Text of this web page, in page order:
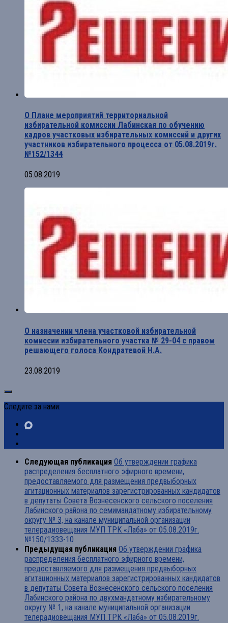
О Плане мероприятий территориальной
избирательной комиссии Лабинская по обучению
кадров участковых избирательных комиссий и других
участников избирательного процесса от 05.08.2019г.
№152/1344
05.08.2019
О назначении члена участковой избирательной
комиссии избирательного участка № 29-04 с правом
решающего голоса Кондратевой Н.А.
23.08.2019
Следите за нами:
Следующая публикация Об утверждении графика
распределения бесплатного эфирного времени,
предоставляемого для размещения предвыборных
агитационных материалов зарегистрированных кандидатов
в депутаты Совета Вознесенского сельского поселения
Лабинского района по семимандатному избирательному
округу № 3, на канале муниципальной организации
телерадиовещания МУП ТРК «Лаба» от 05.08.2019г.
№150/1333-10
Предыдущая публикация Об утверждении графика
распределения бесплатного эфирного времени,
предоставляемого для размещения предвыборных
агитационных материалов зарегистрированных кандидатов
в депутаты Совета Вознесенского сельского поселения
Лабинского района по двухмандатному избирательному
округу № 1, на канале муниципальной организации
телерадиовещания МУП ТРК «Лаба» от 05.08.2019г.